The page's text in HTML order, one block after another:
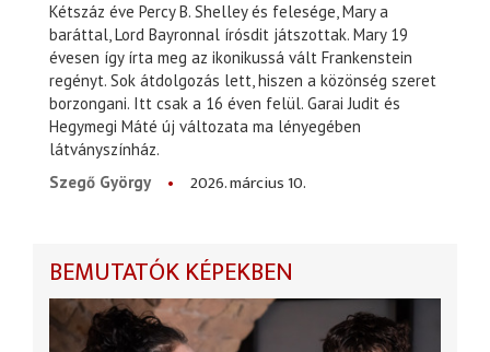
Kétszáz éve Percy B. Shelley és felesége, Mary a
baráttal, Lord Bayronnal írósdit játszottak. Mary 19
évesen így írta meg az ikonikussá vált Frankenstein
regényt. Sok átdolgozás lett, hiszen a közönség szeret
borzongani. Itt csak a 16 éven felül. Garai Judit és
Hegymegi Máté új változata ma lényegében
látványszínház.
Szegő György
2026. március 10.
BEMUTATÓK KÉPEKBEN